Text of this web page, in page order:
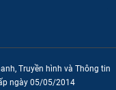
Truyền hình và Thông tin
ngày 05/05/2014